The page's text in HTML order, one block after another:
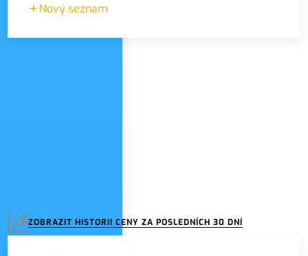
Nový seznam
Zadejte název seznamu
ZOBRAZIT HISTORII CENY ZA POSLEDNÍCH 30 DNÍ